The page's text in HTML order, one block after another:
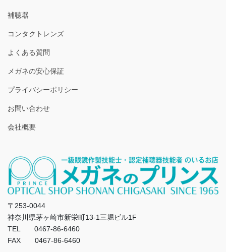
補聴器
コンタクトレンズ
よくある質問
メガネの安心保証
プライバシーポリシー
お問い合わせ
会社概要
〒253-0044
神奈川県茅ヶ崎市新栄町13-1三堀ビル1F
TEL 0467-86-6460
FAX 0467-86-6460